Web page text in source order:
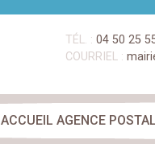
TÉL. : 04 50 25
COURRIEL :
ACCUEIL AGENCE